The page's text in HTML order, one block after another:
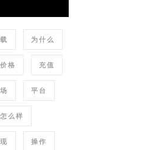
为什么
价格 充值
平台
怎么样
操作